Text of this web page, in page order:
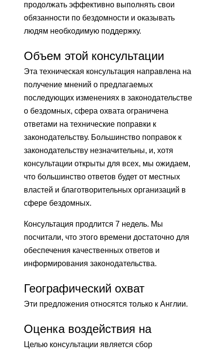
продолжать эффективно выполнять свои
обязанности по бездомности и оказывать
людям необходимую поддержку.
Объем этой консультации
Эта техническая консультация направлена ​​на
получение мнений о предлагаемых
последующих изменениях в законодательстве
о бездомных, сфера охвата ограничена
ответами на технические поправки к
законодательству. Большинство поправок к
законодательству незначительны, и, хотя
консультации открыты для всех, мы ожидаем,
что большинство ответов будет от местных
властей и благотворительных организаций в
сфере бездомных.
Консультация продлится 7 недель. Мы
посчитали, что этого времени достаточно для
обеспечения качественных ответов и
информирования законодательства.
Географический охват
Эти предложения относятся только к Англии.
Оценка воздействия на
Целью консультации является сбор